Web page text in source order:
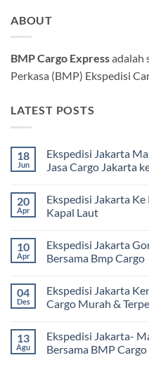
ABOUT
BMP Cargo Expressadalah
Perkasa (BMP) Ekspedisi
LATEST POSTS
18
Jun
Ekspedisi Jakarta
Jasa Cargo Jakarta
komentar
pada
Ekspedisi
Murah
dan
Terpercaya
Cargo
Jakarta
ke
BMP
Cargo
20
Apr
Ekspedisi Jakarta
Kapal Laut
komentar
pada
Ekspedisi
Kota
Bitung
Lebih
Kapal
Laut
10
Apr
Ekspedisi Jakarta
Bersama Bmp Cargo
komentar
pada
Ekspedisi
Via
Laut
Murah
04
Des
Ekspedisi Jakarta
Cargo Murah &
komentar
pada
Ekspedisi
13
Agu
Ekspedisi Jakarta-
Bersama BMP Cargo